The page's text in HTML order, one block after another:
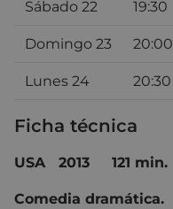
Sábado 22 19:30
Domingo 23 20:00
Lunes 24 20:30
Ficha técnica
USA 2013 121 min.
Comedia dramática.